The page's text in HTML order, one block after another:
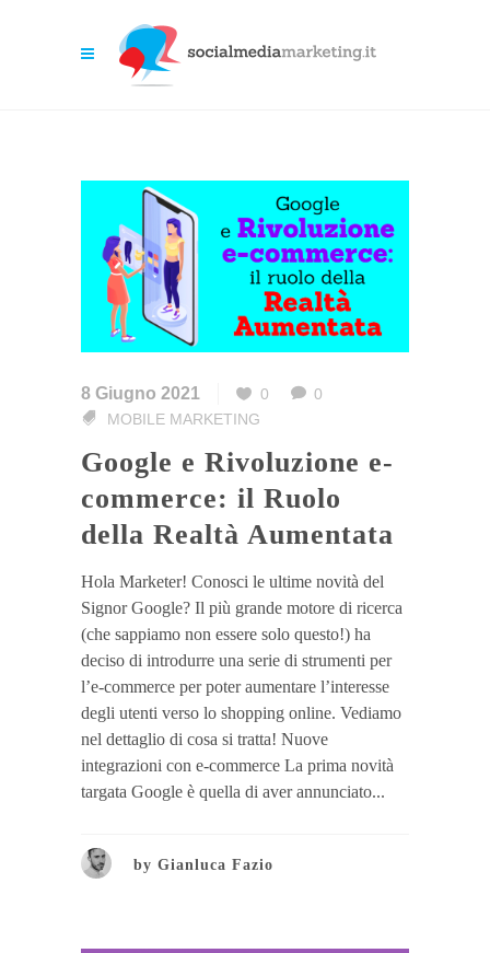
8 Giugno 2021 0
0
MOBILE MARKETING
Google e Rivoluzione e-
commerce: il Ruolo
della Realtà Aumentata
Hola Marketer! Conosci le ultime novità del
Signor Google? Il più grande motore di ricerca
(che sappiamo non essere solo questo!) ha
deciso di introdurre una serie di strumenti per
l’e-commerce per poter aumentare l’interesse
degli utenti verso lo shopping online. Vediamo
nel dettaglio di cosa si tratta! Nuove
integrazioni con e-commerce La prima novità
targata Google è quella di aver annunciato...
by Gianluca Fazio